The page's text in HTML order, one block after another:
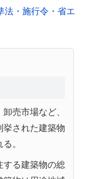
法・施行令・省エ
売市場など、
挙された建築物
。
する建築物の総